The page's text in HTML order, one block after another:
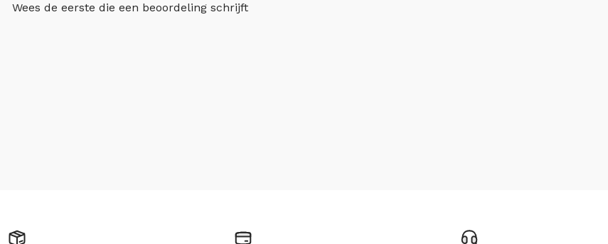
Wees de eerste die een beoordeling schrijft